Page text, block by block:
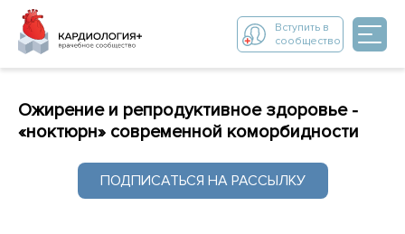
Вступить в
сообщество
Ожирение и репродуктивное здоровье -
«ноктюрн» современной коморбидности
ПОДПИСАТЬСЯ НА РАССЫЛКУ